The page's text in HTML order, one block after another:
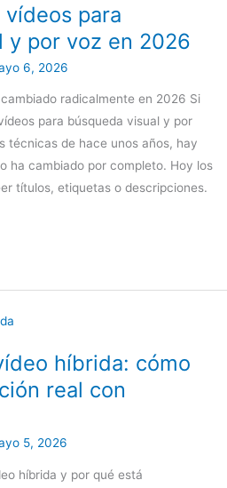
para
y por voz en 2026
6, 2026
radicalmente en 2026 Si
para búsqueda visual y por
técnicas de hace unos años, hay
ha cambiado por completo. Hoy los
títulos, etiquetas o descripciones.
híbrida: cómo
real con
5, 2026
híbrida y por qué está